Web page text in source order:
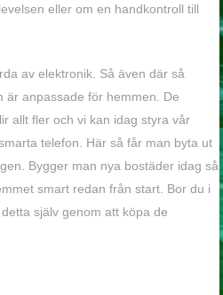
eller om en handkontroll till
av elektronik. Så även där så
är anpassade för hemmen. De
allt fler och vi kan idag styra vår
telefon. Här så får man byta ut
Bygger man nya bostäder idag så
smart redan från start. Bor du i
själv genom att köpa de